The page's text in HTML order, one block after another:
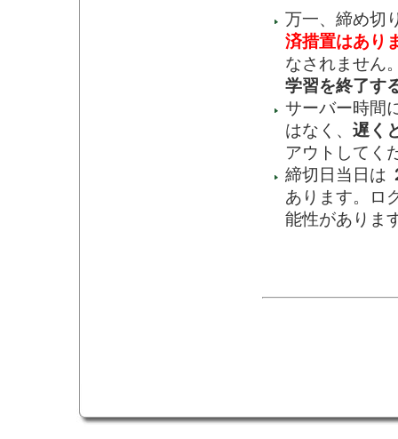
万一、締め切
済措置はあり
なされません
学習を終了す
サーバー時間
はなく、 遅く
アウトしてく
締切日当日は
あります。ロ
能性がありま